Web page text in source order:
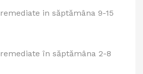
in săptămâna 9-15
în săptămâna 2-8